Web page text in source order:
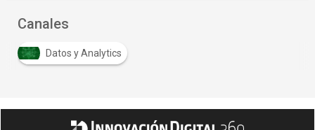
Canales
Datos y Analytics